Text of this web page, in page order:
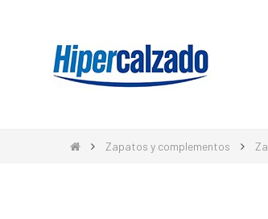
Zapatos y complementos